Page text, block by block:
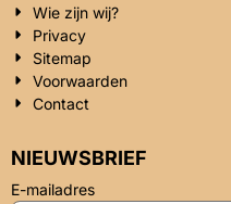
Wie zijn wij?
Privacy
Sitemap
Voorwaarden
Contact
NIEUWSBRIEF
E-mailadresVul je e-mailadres